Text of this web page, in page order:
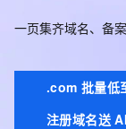
一页集齐域名、备
.com 批量低
注册域名送